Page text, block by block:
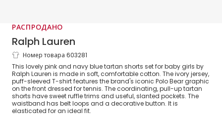
РАСПРОДАНО
Ralph Lauren
Baby Girls Pink & Blue Tartan Cotton
Polo Bear Shorts Set
Номер товара 603281
This lovely pink and navy blue tartan shorts set for baby girls by
Ralph Lauren is made in soft, comfortable cotton. The ivory jersey,
puff-sleeved T-shirt features the brand's iconic Polo Bear graphic
on the front dressed for tennis. The coordinating, pull-up tartan
shorts have sweet ruffle trims and useful, slanted pockets. The
waistband has belt loops and a decorative button. It is
elasticated for an ideal fit.